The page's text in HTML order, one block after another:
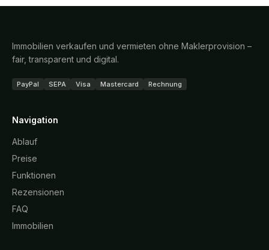
Immobilien verkaufen und vermieten ohne Maklerprovision –
fair, transparent und digital.
PayPal SEPA Visa Mastercard Rechnung
Navigation
Ablauf
Preise
Funktionen
Rezensionen
FAQ
Immobilien